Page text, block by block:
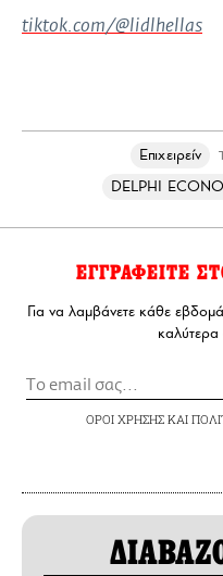
tiktok.com/@lidlhellas
Επιχειρείν
DELPHI
ΕΓΓΡΑΦΕΙΤΕ
Για να λαμβάνετε κάθε
ΟΡΟΙ ΧΡΗΣΗΣΚΑΙ